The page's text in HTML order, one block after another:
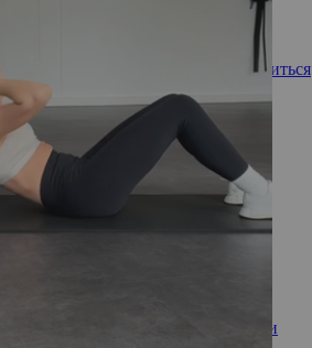
откуда берется, как от нее избавиться
ее предотвратить, обнаружить и